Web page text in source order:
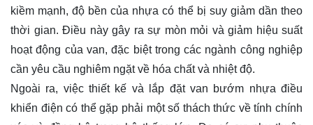
kiềm mạnh, độ bền của nhựa có thể bị suy giảm dần theo
thời gian. Điều này gây ra sự mòn mỏi và giảm hiệu suất
hoạt động của van, đặc biệt trong các ngành công nghiệp
cần yêu cầu nghiêm ngặt về hóa chất và nhiệt độ.
Ngoài ra, việc thiết kế và lắp đặt van bướm nhựa điều
khiển điện có thể gặp phải một số thách thức về tính chính